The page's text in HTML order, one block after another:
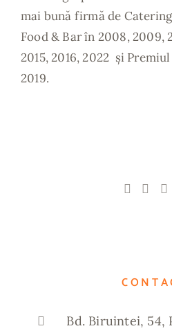
mai bună firmă de
Food & Bar în 2008, 2009,
2015, 2016, 2022 și
2019.
Bd. Biruintei, 54,